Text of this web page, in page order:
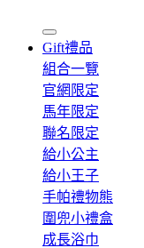
Gift禮品
組合一覽
官網限定
馬年限定
聯名限定
給小公主
給小王子
手帕禮物熊
圍兜小禮盒
成長浴巾